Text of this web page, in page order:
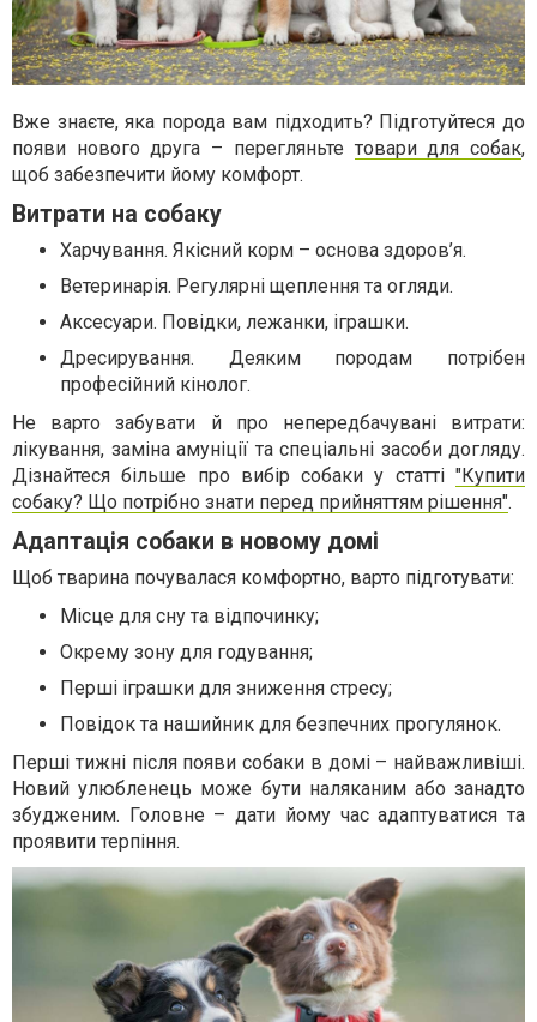
Вже знаєте, яка порода вам підходить? Підготуйтеся до
появи нового друга – перегляньте товари для собак,
щоб забезпечити йому комфорт.
Витрати на собаку
Харчування. Якісний корм – основа здоров’я.
Ветеринарія. Регулярні щеплення та огляди.
Аксесуари. Повідки, лежанки, іграшки.
Дресирування. Деяким породам потрібен
професійний кінолог.
Не варто забувати й про непередбачувані витрати:
лікування, заміна амуніції та спеціальні засоби догляду.
Дізнайтеся більше про вибір собаки у статті "Купити
собаку? Що потрібно знати перед прийняттям рішення".
Адаптація собаки в новому домі
Щоб тварина почувалася комфортно, варто підготувати:
Місце для сну та відпочинку;
Окрему зону для годування;
Перші іграшки для зниження стресу;
Повідок та нашийник для безпечних прогулянок.
Перші тижні після появи собаки в домі – найважливіші.
Новий улюбленець може бути наляканим або занадто
збудженим. Головне – дати йому час адаптуватися та
проявити терпіння.